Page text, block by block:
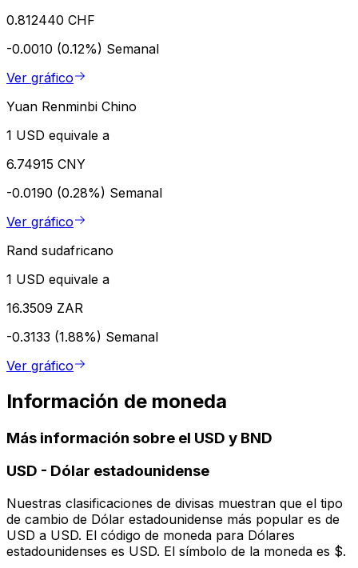
0.812440 CHF
-0.0010 (0.12%) Semanal
Ver gráfico
Yuan Renminbi Chino
1 USD equivale a
6.74915 CNY
-0.0190 (0.28%) Semanal
Ver gráfico
Rand sudafricano
1 USD equivale a
16.3509 ZAR
-0.3133 (1.88%) Semanal
Ver gráfico
Información de moneda
Más información sobre el USD y BND
USD - Dólar estadounidense
Nuestras clasificaciones de divisas muestran que el tipo
de cambio de Dólar estadounidense más popular es de
USD a USD. El código de moneda para Dólares
estadounidenses es USD. El símbolo de la moneda es $.